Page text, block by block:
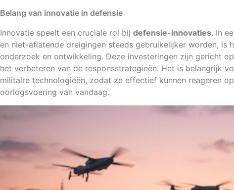
Belang van innovatie in defensie
Innovatie speelt een cruciale rol bij defensie-innovaties. In
en niet-aflatende dreigingen steeds gebruikelijker worden, is
onderzoek en ontwikkeling. Deze investeringen zijn gericht
het verbeteren van de responsstrategieën. Het is belangrijk
militaire technologieën, zodat ze effectief kunnen reageren
oorlogsvoering van vandaag.